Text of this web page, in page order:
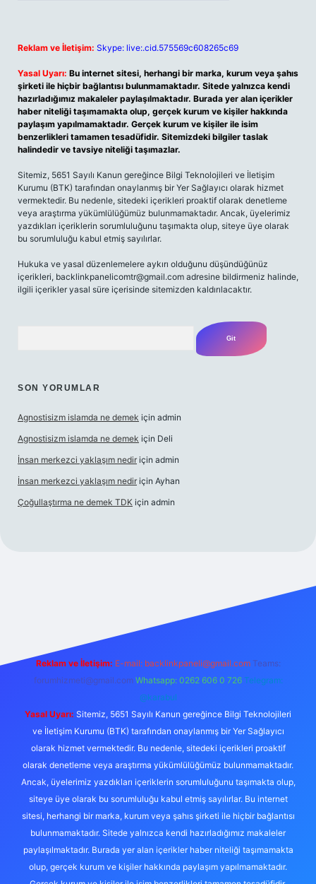
Reklam ve İletişim: Skype: live:.cid.575569c608265c69
Yasal Uyarı: Bu internet sitesi, herhangi bir marka, kurum veya şahıs
şirketi ile hiçbir bağlantısı bulunmamaktadır. Sitede yalnızca kendi
hazırladığımız makaleler paylaşılmaktadır. Burada yer alan içerikler
haber niteliği taşımamakta olup, gerçek kurum ve kişiler hakkında
paylaşım yapılmamaktadır. Gerçek kurum ve kişiler ile isim
benzerlikleri tamamen tesadüfidir. Sitemizdeki bilgiler taslak
halindedir ve tavsiye niteliği taşımazlar.
Sitemiz, 5651 Sayılı Kanun gereğince Bilgi Teknolojileri ve İletişim
Kurumu (BTK) tarafından onaylanmış bir Yer Sağlayıcı olarak hizmet
vermektedir. Bu nedenle, sitedeki içerikleri proaktif olarak denetleme
veya araştırma yükümlülüğümüz bulunmamaktadır. Ancak, üyelerimiz
yazdıkları içeriklerin sorumluluğunu taşımakta olup, siteye üye olarak
bu sorumluluğu kabul etmiş sayılırlar.
Hukuka ve yasal düzenlemelere aykırı olduğunu düşündüğünüz
içerikleri, backlinkpanelicomtr@gmail.com adresine bildirmeniz halinde,
ilgili içerikler yasal süre içerisinde sitemizden kaldırılacaktır.
SON YORUMLAR
Agnostisizm islamda ne demek için admin
Agnostisizm islamda ne demek için Deli
İnsan merkezci yaklaşım nedir için admin
İnsan merkezci yaklaşım nedir için Ayhan
Çoğullaştırma ne demek TDK için admin
Reklam ve İletişim: E-mail: backlinkpaneli@gmail.com Teams:
forumhizmeti@gmail.com Whatsapp: 0262 606 0 726 Telegram:
@karabul
Yasal Uyarı: Sitemiz, 5651 Sayılı Kanun gereğince Bilgi Teknolojileri
ve İletişim Kurumu (BTK) tarafından onaylanmış bir Yer Sağlayıcı
olarak hizmet vermektedir. Bu nedenle, sitedeki içerikleri proaktif
olarak denetleme veya araştırma yükümlülüğümüz bulunmamaktadır.
Ancak, üyelerimiz yazdıkları içeriklerin sorumluluğunu taşımakta olup,
siteye üye olarak bu sorumluluğu kabul etmiş sayılırlar. Bu internet
sitesi, herhangi bir marka, kurum veya şahıs şirketi ile hiçbir bağlantısı
bulunmamaktadır. Sitede yalnızca kendi hazırladığımız makaleler
paylaşılmaktadır. Burada yer alan içerikler haber niteliği taşımamakta
olup, gerçek kurum ve kişiler hakkında paylaşım yapılmamaktadır.